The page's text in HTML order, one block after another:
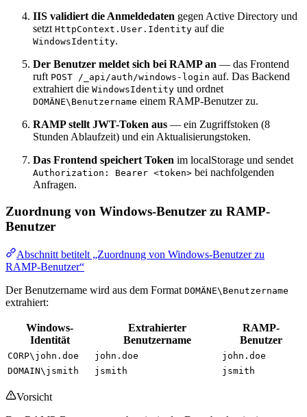
IIS validiert die Anmeldedaten gegen Active Directory und
setzt HttpContext.User.Identity auf die
WindowsIdentity.
Der Benutzer meldet sich bei RAMP an — das Frontend
ruft POST /_api/auth/windows-login auf. Das Backend
extrahiert die WindowsIdentity und ordnet
DOMÄNE\Benutzername einem RAMP-Benutzer zu.
RAMP stellt JWT-Token aus — ein Zugriffstoken (8
Stunden Ablaufzeit) und ein Aktualisierungstoken.
Das Frontend speichert Token im localStorage und sendet
Authorization: Bearer <token> bei nachfolgenden
Anfragen.
Zuordnung von Windows-Benutzer zu RAMP-
Benutzer
Abschnitt betitelt „Zuordnung von Windows-Benutzer zu
RAMP-Benutzer“
Der Benutzername wird aus dem Format DOMÄNE\Benutzername
extrahiert:
Windows-
Identität
Extrahierter
Benutzername
RAMP-
Benutzer
CORP\john.doe john.doe
john.doe
DOMAIN\jsmith
jsmith jsmith
Vorsicht